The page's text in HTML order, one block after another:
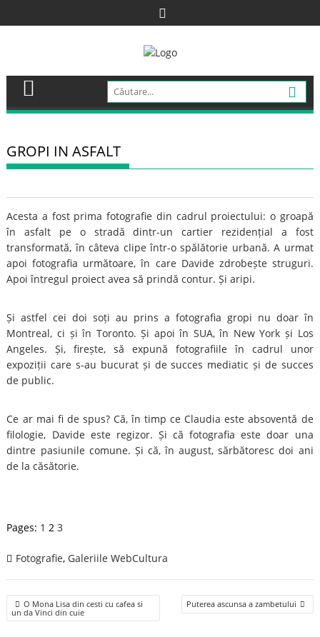
to
GROPI IN ASFALT
Acesta a fost prima fotografie din cadrul proiectului: o groapă
în asfalt pe o stradă dintr-un cartier rezidențial a fost
transformată, în câteva clipe într-o spălătorie urbană. A urmat
apoi fotografia următoare, în care Davide zdrobește struguri.
Apoi întregul proiect avea să prindă contur. Și aripi.
Și astfel cei doi soți au prins a fotografia gropi nu doar în
Montreal, ci și în Toronto. Și apoi în SUA, în New York și Los
Angeles. Și, firește, să expună fotografiile în cadrul unor
expoziții care s-au bucurat și de succes mediatic și de succes
de public.
Ce ar mai fi de spus? Că, în timp ce Claudia este absoventă de
filologie, Davide este regizor. Și că fotografia este doar una
dintre pasiunile comune. Și că, în august, sărbătoresc doi ani
de la căsătorie.
Pages: 1 2 3
Fotografie, Galeriile WebCultura
Post
navigation
O Mona Lisa din cesti cu cafea si
un da Vinci din cuie
Puterea ascunsa a zambetului